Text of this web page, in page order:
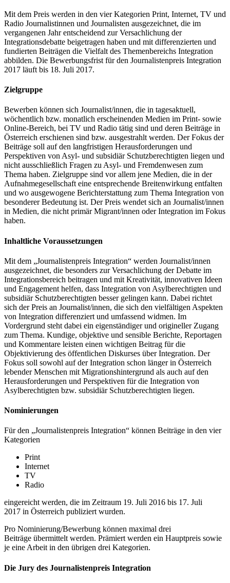
Mit dem Preis werden in den vier Kategorien Print, Internet, TV und
Radio Journalistinnen und Journalisten ausgezeichnet, die im
vergangenen Jahr entscheidend zur Versachlichung der
Integrationsdebatte beigetragen haben und mit differenzierten und
fundierten Beiträgen die Vielfalt des Themenbereichs Integration
abbilden. Die Bewerbungsfrist für den Journalistenpreis Integration
2017 läuft bis 18. Juli 2017.
Zielgruppe
Bewerben können sich Journalist/innen, die in tagesaktuell,
wöchentlich bzw. monatlich erscheinenden Medien im Print- sowie
Online-Bereich, bei TV und Radio tätig sind und deren Beiträge in
Österreich erschienen sind bzw. ausgestrahlt werden. Der Fokus der
Beiträge soll auf den langfristigen Herausforderungen und
Perspektiven von Asyl- und subsidiär Schutzberechtigten liegen und
nicht ausschließlich Fragen zu Asyl- und Fremdenwesen zum
Thema haben. Zielgruppe sind vor allem jene Medien, die in der
Aufnahmegesellschaft eine entsprechende Breitenwirkung entfalten
und wo ausgewogene Berichterstattung zum Thema Integration von
besonderer Bedeutung ist. Der Preis wendet sich an Journalist/innen
in Medien, die nicht primär Migrant/innen oder Integration im Fokus
haben.
Inhaltliche Voraussetzungen
Mit dem „Journalistenpreis Integration“ werden Journalist/innen
ausgezeichnet, die besonders zur Versachlichung der Debatte im
Integrationsbereich beitragen und mit Kreativität, innovativen Ideen
und Engagement helfen, dass Integration von Asylberechtigten und
subsidiär Schutzberechtigten besser gelingen kann. Dabei richtet
sich der Preis an Journalist/innen, die sich den vielfältigen Aspekten
von Integration differenziert und umfassend widmen. Im
Vordergrund steht dabei ein eigenständiger und origineller Zugang
zum Thema. Kundige, objektive und sensible Berichte, Reportagen
und Kommentare leisten einen wichtigen Beitrag für die
Objektivierung des öffentlichen Diskurses über Integration. Der
Fokus soll sowohl auf der Integration schon länger in Österreich
lebender Menschen mit Migrationshintergrund als auch auf den
Herausforderungen und Perspektiven für die Integration von
Asylberechtigten bzw. subsidiär Schutzberechtigten liegen.
Nominierungen
Für den „Journalistenpreis Integration“ können Beiträge in den vier
Kategorien
Print
Internet
TV
Radio
eingereicht werden, die im Zeitraum 19. Juli 2016 bis 17. Juli
2017 in Österreich publiziert wurden.
Pro Nominierung/Bewerbung können maximal drei
Beiträge übermittelt werden. Prämiert werden ein Hauptpreis sowie
je eine Arbeit in den übrigen drei Kategorien.
Die Jury des Journalistenpreis Integration